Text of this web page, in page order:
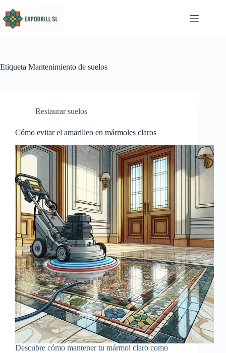
Etiqueta Mantenimiento de suelos
Restaurar suelos
Cómo evitar el amarilleo en mármoles claros
Descubre cómo mantener tu mármol claro como